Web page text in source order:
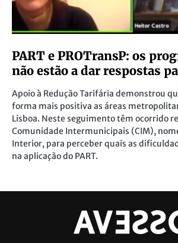
PART e PROTransP: os
não estão a dar respostas
Apoio à Redução Tarifária demonstrou
forma mais positiva as áreas
Lisboa. Neste seguimento têm ocorrido
Comunidade Intermunicipais (CIM),
Interior, para perceber quais as
na aplicação do PART.